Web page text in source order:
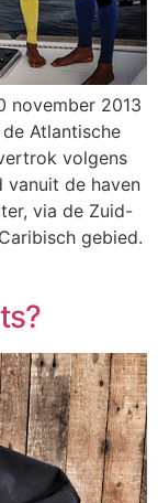
november 2013
Atlantische
volgens
vanuit de haven
via de Zuid-
gebied.